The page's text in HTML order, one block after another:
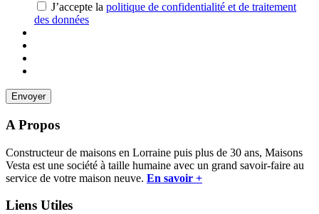
J’accepte la politique de confidentialité et de traitement
des données
A Propos
Constructeur de maisons en Lorraine puis plus de 30 ans, Maisons
Vesta est une société à taille humaine avec un grand savoir-faire au
service de votre maison neuve. En savoir +
Liens Utiles